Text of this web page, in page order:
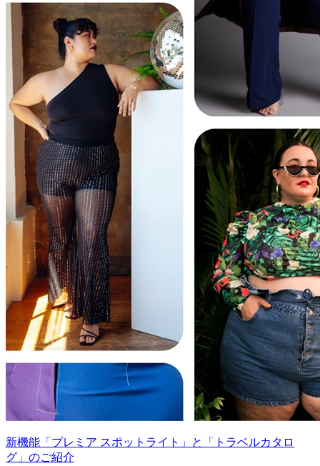
新機能「プレミア スポットライト」と「トラベルカタロ
グ」のご紹介